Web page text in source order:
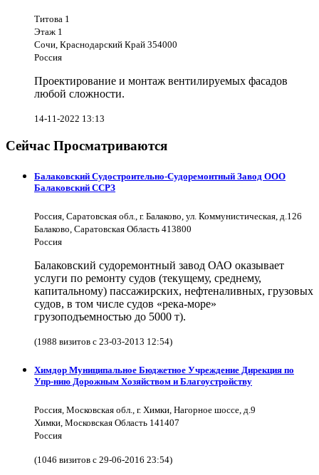
Титова 1
Этаж 1
Сочи, Краснодарский Край 354000
Россия
Проектирование и монтаж вентилируемых фасадов
любой сложности.
14-11-2022 13:13
Сейчас Просматриваются
Балаковский Судостроительно-Судоремонтный Завод ООО
Балаковский ССРЗ
Россия, Саратовская обл., г. Балаково, ул. Коммунистическая, д.126
Балаково, Саратовская Область 413800
Россия
Балаковский судоремонтный завод ОАО оказывает
услуги по ремонту судов (текущему, среднему,
капитальному) пассажирских, нефтеналивных, грузовых
судов, в том числе судов «река-море»
грузоподъемностью до 5000 т).
(1988 визитов с 23-03-2013 12:54)
Химдор Муниципальное Бюджетное Учреждение Дирекция по
Упр-нию Дорожным Хозяйством и Благоустройству
Россия, Московская обл., г. Химки, Нагорное шоссе, д.9
Химки, Московская Область 141407
Россия
(1046 визитов с 29-06-2016 23:54)